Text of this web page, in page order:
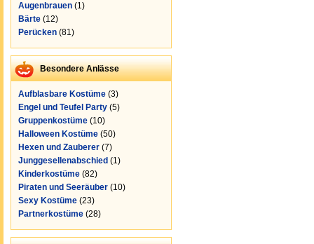
Augenbrauen (1)
Bärte (12)
Perücken (81)
Besondere Anlässe
Aufblasbare Kostüme (3)
Engel und Teufel Party (5)
Gruppenkostüme (10)
Halloween Kostüme (50)
Hexen und Zauberer (7)
Junggesellenabschied (1)
Kinderkostüme (82)
Piraten und Seeräuber (10)
Sexy Kostüme (23)
Partnerkostüme (28)